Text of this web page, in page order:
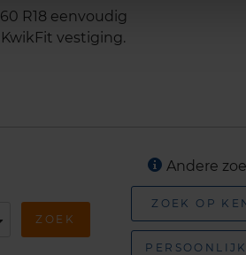
R18 eenvoudig
vestiging.
ZOEK
Andere
ZOEK OP